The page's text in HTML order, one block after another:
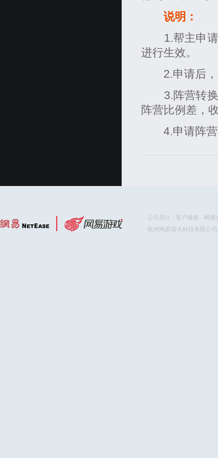
说明：
1.帮主申请
进行生效。
2.申请后，
3.阵营转换
阵营比例差，
4.申请阵营
公司简介 - 客户服务 - 网易
杭州网易雷火科技有限公